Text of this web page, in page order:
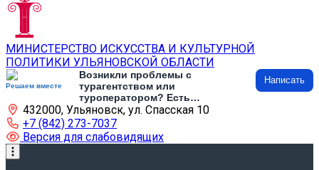
МИНИСТЕРСТВО ИСКУССТВА И КУЛЬТУРНОЙ
ПОЛИТИКИ УЛЬЯНОВСКОЙ ОБЛАСТИ
Решаем вместе
Возникли проблемы с
турагентством или
туроператором? Есть
предложения по развитию
туризма и туристической
инфраструктуры? Напишите об
этом
Написать
432000, Ульяновск, ул. Спасская 10
+7 (842) 273-7037
Версия для слабовидящих